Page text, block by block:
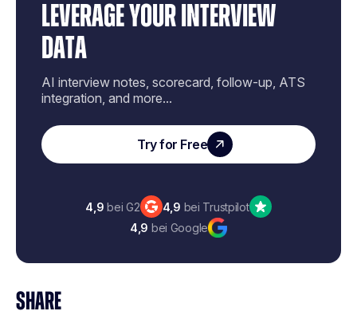
LEVERAGE YOUR INTERVIEW
DATA
AI interview notes, scorecard, follow-up, ATS
integration, and more...
Try for Free
4,9 bei G2 4,9 bei Trustpilot
4,9 bei Google
SHARE